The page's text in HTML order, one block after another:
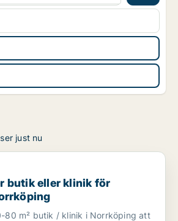
just nu
eller klinik för uthyrning i Norrköping
butik eller klinik för
80 m² butik / klinik i Norrköping att